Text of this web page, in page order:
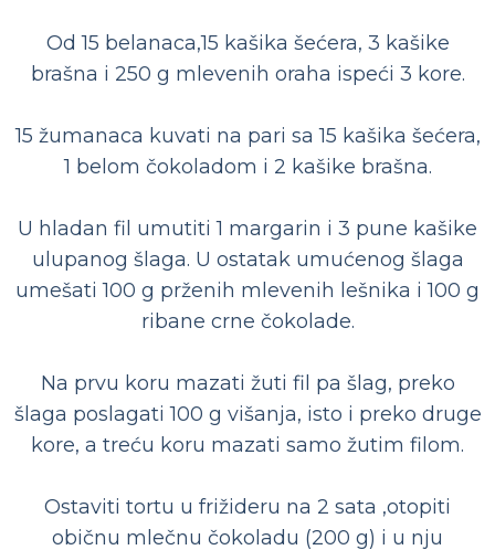
Od 15 belanaca,15 kašika šećera, 3 kašike
brašna i 250 g mlevenih oraha ispeći 3 kore.
15 žumanaca kuvati na pari sa 15 kašika šećera,
1 belom čokoladom i 2 kašike brašna.
U hladan fil umutiti 1 margarin i 3 pune kašike
ulupanog šlaga. U ostatak umućenog šlaga
umešati 100 g prženih mlevenih lešnika i 100 g
ribane crne čokolade.
Na prvu koru mazati žuti fil pa šlag, preko
šlaga poslagati 100 g višanja, isto i preko druge
kore, a treću koru mazati samo žutim filom.
Ostaviti tortu u frižideru na 2 sata ,otopiti
običnu mlečnu čokoladu (200 g) i u nju